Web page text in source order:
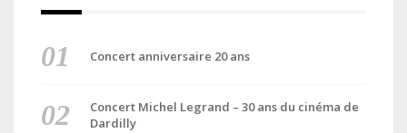
Concert anniversaire 20 ans
Concert Michel Legrand – 30 ans du cinéma de
Dardilly